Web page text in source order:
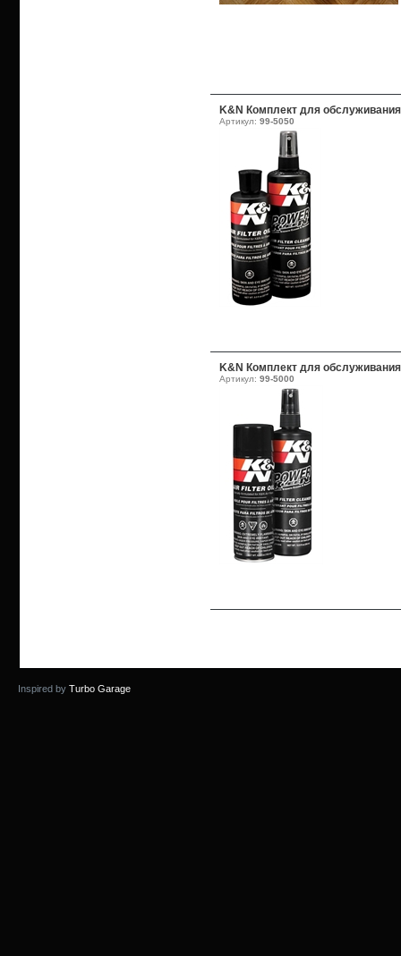
K&N Комплект для
Артикул: 99-5050
K&N Комплект для
Артикул: 99-5000
Inspired by Turbo Garage